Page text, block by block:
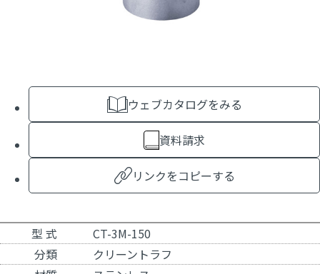
ウェブカタログをみる
資料請求
リンクをコピーする
型 式
CT-3M-150
分類
クリーントラフ